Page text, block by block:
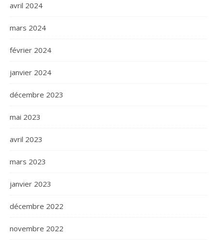
avril 2024
mars 2024
février 2024
janvier 2024
décembre 2023
mai 2023
avril 2023
mars 2023
janvier 2023
décembre 2022
novembre 2022